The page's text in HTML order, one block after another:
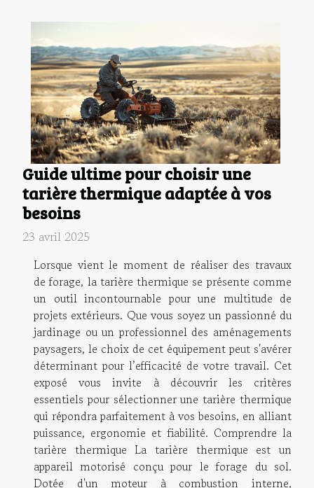
Guide ultime pour choisir une
tarière thermique adaptée à vos
besoins
23 avril 2025
Lorsque vient le moment de réaliser des travaux
de forage, la tarière thermique se présente comme
un outil incontournable pour une multitude de
projets extérieurs. Que vous soyez un passionné du
jardinage ou un professionnel des aménagements
paysagers, le choix de cet équipement peut s'avérer
déterminant pour l’efficacité de votre travail. Cet
exposé vous invite à découvrir les critères
essentiels pour sélectionner une tarière thermique
qui répondra parfaitement à vos besoins, en alliant
puissance, ergonomie et fiabilité. Comprendre la
tarière thermique La tarière thermique est un
appareil motorisé conçu pour le forage du sol.
Dotée d'un moteur à combustion interne,